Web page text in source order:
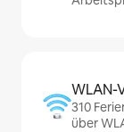
WLAN-
310
über